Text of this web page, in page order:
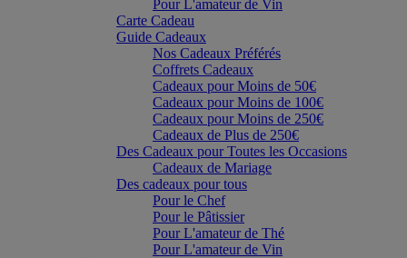
Pour L'amateur de Vin
Carte Cadeau
Guide Cadeaux
Nos Cadeaux Préférés
Coffrets Cadeaux
Cadeaux pour Moins de 50€
Cadeaux pour Moins de 100€
Cadeaux pour Moins de 250€
Cadeaux de Plus de 250€
Des Cadeaux pour Toutes les Occasions
Cadeaux de Mariage
Des cadeaux pour tous
Pour le Chef
Pour le Pâtissier
Pour L'amateur de Thé
Pour L'amateur de Vin